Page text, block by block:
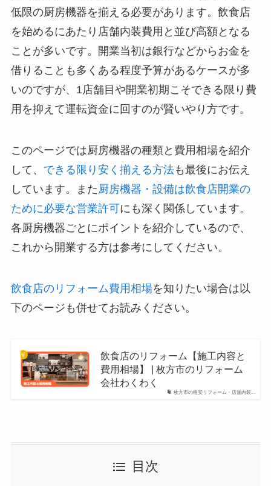
低限の厨房機器を揃える必要があります。飲食店
を始めるにあたり店舗内装費用と並び高額となる
ことが多いです。開業当初は銀行などからお金を
借りることも多くある程度予算があるケースが多
いのですが、1店舗目や開業初期こそできる限り費
用を抑えて運転資金に回すのが賢いやり方です。
このページでは厨房機器の種類と費用相場を紹介
して、 できる限り安く揃える方法も最後にお伝え
しています。また厨房機器・設備は飲食店開業の
ために必要な営業許可にも深く関係しています。
各厨房機器ごとにポイントを紹介しているので、
これから開業する方は参考にしてください。
飲食店のリフォーム費用相場を知りたい場合は以
下のページも併せてお読みください。
枚方市の格安リフォーム・店舗内装...
飲食店のリフォーム【施工内容と
費用相場】 | 枚方市のリフォーム
会社わくわく
目次